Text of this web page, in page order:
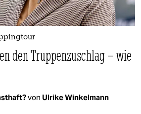
den Truppenzuschlag – wie
von Ulrike Winkelmann